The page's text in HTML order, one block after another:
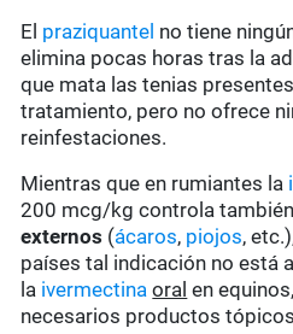
El praziquantel no tiene
elimina pocas horas tras la
que mata las tenias
tratamiento, pero no ofrece
reinfestaciones.
Mientras que en rumiantes la
200 mcg/kg controla
externos (ácaros, piojos,
países tal indicación no está
la ivermectina oral en
necesarios productos